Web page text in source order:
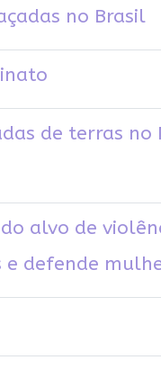
no Brasil
de terras no
alvo de
defende